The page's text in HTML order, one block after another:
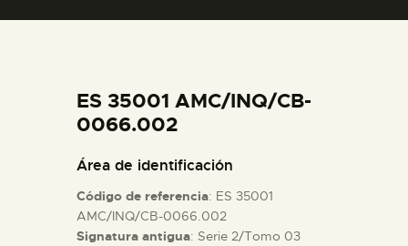
COLECCIONES
ESPAÑOL
ES 35001 AMC/INQ/CB-
0066.002
Área de identificación
Código de referencia: ES 35001
AMC/INQ/CB-0066.002
Signatura antigua: Serie 2/Tomo 03